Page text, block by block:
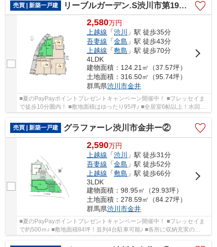
売買 | 新築一戸建
リーブルガーデン.S渋川市第19金井ー①
2,580万円
上越線 「渋川
」駅 徒歩35分
吾妻線 「金島 」駅 徒歩43分
上越線 「敷島 」駅 徒歩70分
4LDK
建物面積：124.21㎡（37.57坪）
土地面積：316.50㎡（95.74坪）
群馬県渋川市金井
■夏のPayPayポイントプレゼントキャンペーン開催中！ ■フレッセイま
で徒歩10分圏内！ ■敷地面積はゆったり95坪♪ ■全居室6帖以上！水回り
売買 | 新築一戸建
グラファーレ渋川市金井ー②
2,590万円
上越線 「渋川
」駅 徒歩31分
吾妻線 「金島 」駅 徒歩52分
上越線 「敷島 」駅 徒歩66分
3LDK
建物面積：98.95㎡（29.93坪）
土地面積：278.59㎡（84.27坪）
群馬県渋川市金井
■夏のPayPayポイントプレゼントキャンペーン開催中！ ■フレッセイま
で約500ｍ♪ ■敷地面積84坪！並列4台駐車可能♪ ■各所に収納充実の